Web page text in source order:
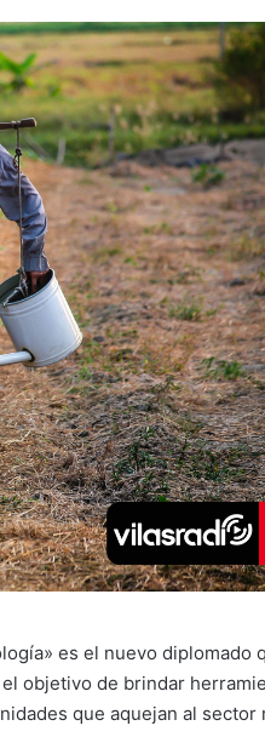
es el nuevo diplomado
objetivo de brindar
que aquejan al sector